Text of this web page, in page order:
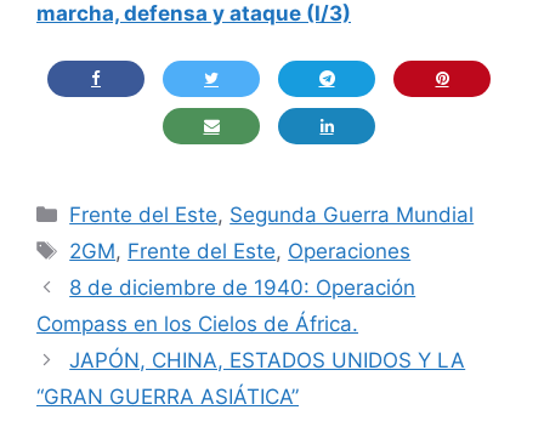
marcha, defensa y ataque (I/3)
Categorías
Frente del Este, Segunda Guerra Mundial
Etiquetas
2GM, Frente del Este, Operaciones
8 de diciembre de 1940: Operación
Compass en los Cielos de África.
JAPÓN, CHINA, ESTADOS UNIDOS Y LA
“GRAN GUERRA ASIÁTICA”